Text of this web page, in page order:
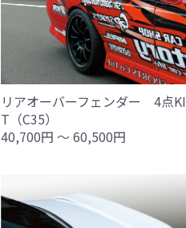
リアオーバーフェンダー 4点KI
T（C35）
40,700円 ～ 60,500円